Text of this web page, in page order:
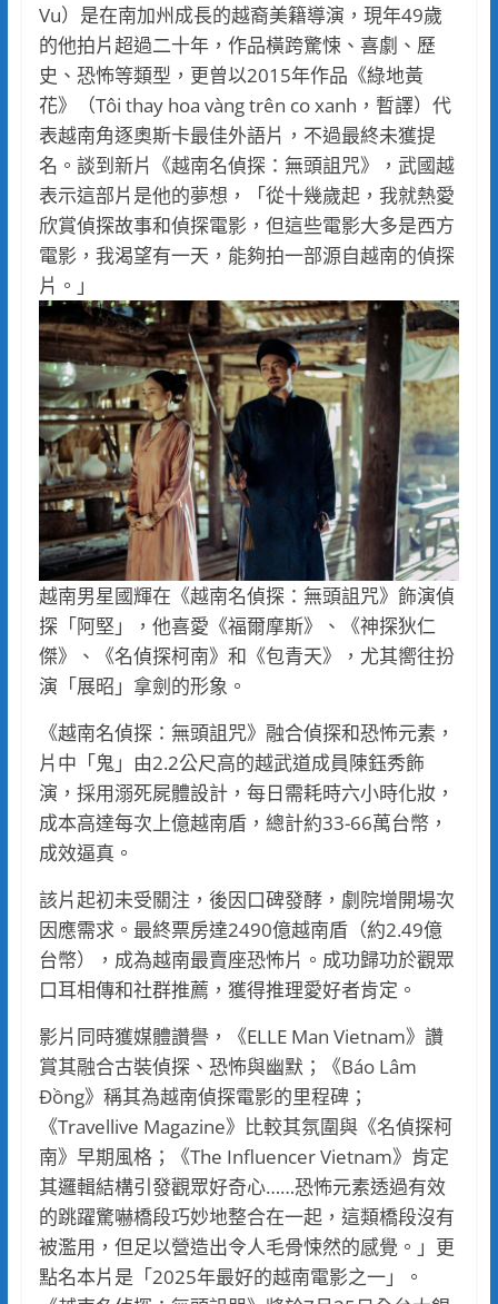
Vu）是在南加州成長的越裔美籍導演，現年49歲
的他拍片超過二十年，作品橫跨驚悚、喜劇、歷
史、恐怖等類型，更曾以2015年作品《綠地黃
花》（Tôi thay hoa vàng trên co xanh，暫譯）代
表越南角逐奧斯卡最佳外語片，不過最終未獲提
名。談到新片《越南名偵探：無頭詛咒》，武國越
表示這部片是他的夢想，「從十幾歲起，我就熱愛
欣賞偵探故事和偵探電影，但這些電影大多是西方
電影，我渴望有一天，能夠拍一部源自越南的偵探
片。」
越南男星國輝在《越南名偵探：無頭詛咒》飾演偵
探「阿堅」，他喜愛《福爾摩斯》、《神探狄仁
傑》、《名偵探柯南》和《包青天》，尤其嚮往扮
演「展昭」拿劍的形象。
《越南名偵探：無頭詛咒》融合偵探和恐怖元素，
片中「鬼」由2.2公尺高的越武道成員陳鈺秀飾
演，採用溺死屍體設計，每日需耗時六小時化妝，
成本高達每次上億越南盾，總計約33-66萬台幣，
成效逼真。
該片起初未受關注，後因口碑發酵，劇院增開場次
因應需求。最終票房達2490億越南盾（約2.49億
台幣），成為越南最賣座恐怖片。成功歸功於觀眾
口耳相傳和社群推薦，獲得推理愛好者肯定。
影片同時獲媒體讚譽，《ELLE Man Vietnam》讚
賞其融合古裝偵探、恐怖與幽默；《Báo Lâm
Đồng》稱其為越南偵探電影的里程碑；
《Travellive Magazine》比較其氛圍與《名偵探柯
南》早期風格；《The Influencer Vietnam》肯定
其邏輯結構引發觀眾好奇心……恐怖元素透過有效
的跳躍驚嚇橋段巧妙地整合在一起，這類橋段沒有
被濫用，但足以營造出令人毛骨悚然的感覺。」更
點名本片是「2025年最好的越南電影之一」。